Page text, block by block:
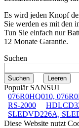
Es wird jeden Knopf
Sie werden es mit den
Tun Sie einfach nur
12 Monate Garantie.
Suchen
Populär SANSUI
076R0HQ010,
RS-2000
SLEDVD226A,
Diese Website nutzt